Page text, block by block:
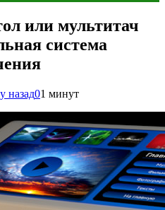
или мультитач
система
назад01 минут